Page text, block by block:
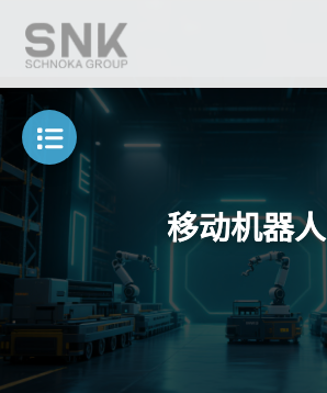
移动机器人